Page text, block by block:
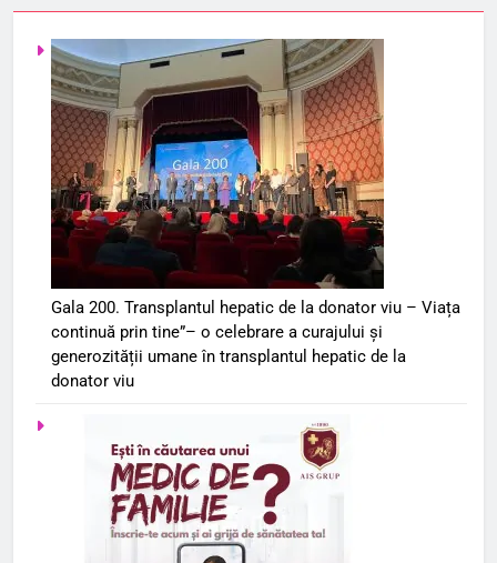
Gala 200. Transplantul hepatic de la donator viu – Viața
continuă prin tine”– o celebrare a curajului și
generozității umane în transplantul hepatic de la
donator viu